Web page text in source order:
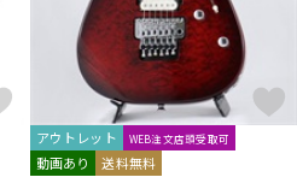
ヴィンテージ
アウトレット WEB注文店頭受取可
動画あり 送料無料